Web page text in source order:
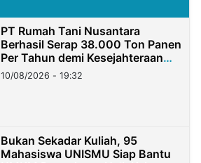
PT Rumah Tani Nusantara
Berhasil Serap 38.000 Ton Panen
Per Tahun demi Kesejahteraan
Petani
10/08/2026 - 19:32
Bukan Sekadar Kuliah, 95
Mahasiswa UNISMU Siap Bantu